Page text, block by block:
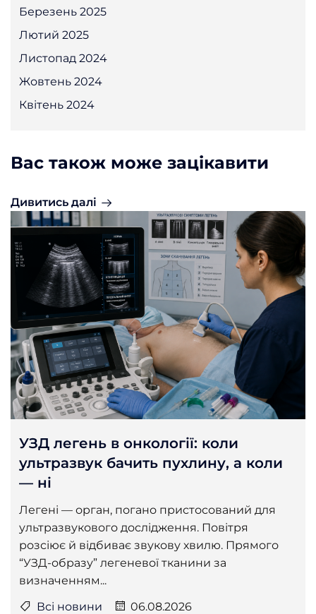
Березень 2025
Лютий 2025
Листопад 2024
Жовтень 2024
Квітень 2024
Вас також може зацікавити
Дивитись далі
УЗД легень в онкології: коли
ультразвук бачить пухлину, а коли
— ні
Легені — орган, погано пристосований для
ультразвукового дослідження. Повітря
розсіює й відбиває звукову хвилю. Прямого
“УЗД-образу” легеневої тканини за
визначенням...
Всі новини
06.08.2026